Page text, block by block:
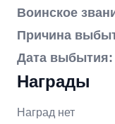
Воинское
Причина
Дата выбытия:
Награды
Наград нет